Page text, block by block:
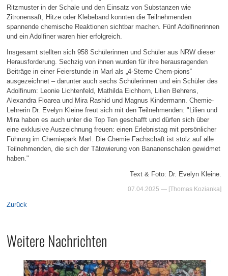
Ritzmuster in der Schale und den Einsatz von Substanzen wie
Zitronensaft, Hitze oder Klebeband konnten die Teilnehmenden
spannende chemische Reaktionen sichtbar machen. Fünf Adolfinerinnen
und ein Adolfiner waren hier erfolgreich.
Insgesamt stellten sich 958 Schülerinnen und Schüler aus NRW dieser
Herausforderung. Sechzig von ihnen wurden für ihre herausragenden
Beiträge in einer Feierstunde in Marl als „4-Sterne Chem-pions“
ausgezeichnet – darunter auch sechs Schülerinnen und ein Schüler des
Adolfinum: Leonie Lichtenfeld, Mathilda Eichhorn, Lilien Behrens,
Alexandra Floarea und Mira Rashid und Magnus Kindermann. Chemie-
Lehrerin Dr. Evelyn Kleine freut sich mit den Teilnehmenden: "Lilien und
Mira haben es auch unter die Top Ten geschafft und dürfen sich über
eine exklusive Auszeichnung freuen: einen Erlebnistag mit persönlicher
Führung im Chemiepark Marl. Die Chemie Fachschaft ist stolz auf alle
Teilnehmenden, die sich der Tätowierung von Bananenschalen gewidmet
haben."
Text & Foto: Dr. Evelyn Kleine.
07.04.2025 — [Thomas Kozianka]
Zurück
Weitere Nachrichten